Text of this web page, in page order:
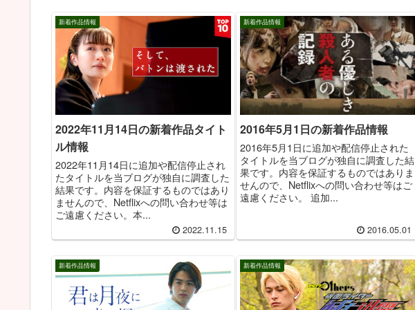
新着作品情報
2022年11月14日の新着作品タイト
ル情報
2022年11月14日に追加や配信停止され
たタイトルを当ブログが独自に調査した
結果です。内容を保証するものではあり
ませんので、Netflixへの問い合わせ等は
ご遠慮ください。本...
2022.11.15
新着作品情報
2016年5月1日の新着作品情報
2016年5月1日に追加や配信停止された
タイトルを当ブログが独自に調査した結
果です。内容を保証するものではありま
せんので、Netflixへの問い合わせ等はご
遠慮ください。 追加...
2016.05.01
新着作品情報 新着作品情報